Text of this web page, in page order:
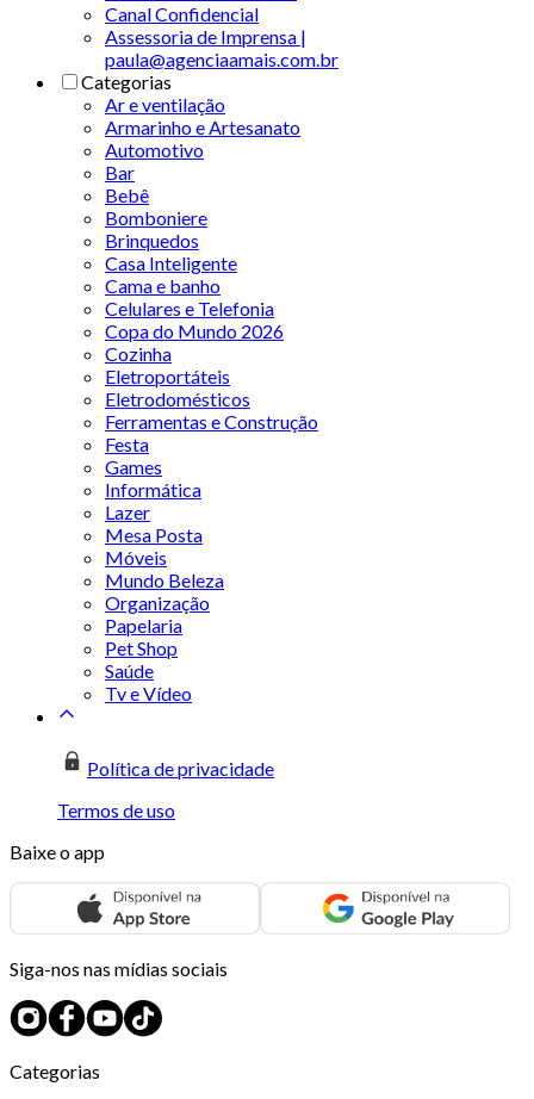
Canal Confidencial
Assessoria de Imprensa |
paula@agenciaamais.com.br
Categorias
Ar e ventilação
Armarinho e Artesanato
Automotivo
Bar
Bebê
Bomboniere
Brinquedos
Casa Inteligente
Cama e banho
Celulares e Telefonia
Copa do Mundo 2026
Cozinha
Eletroportáteis
Eletrodomésticos
Ferramentas e Construção
Festa
Games
Informática
Lazer
Mesa Posta
Móveis
Mundo Beleza
Organização
Papelaria
Pet Shop
Saúde
Tv e Vídeo
Política de privacidade
Termos de uso
Baixe o app
Siga-nos nas mídias sociais
Categorias